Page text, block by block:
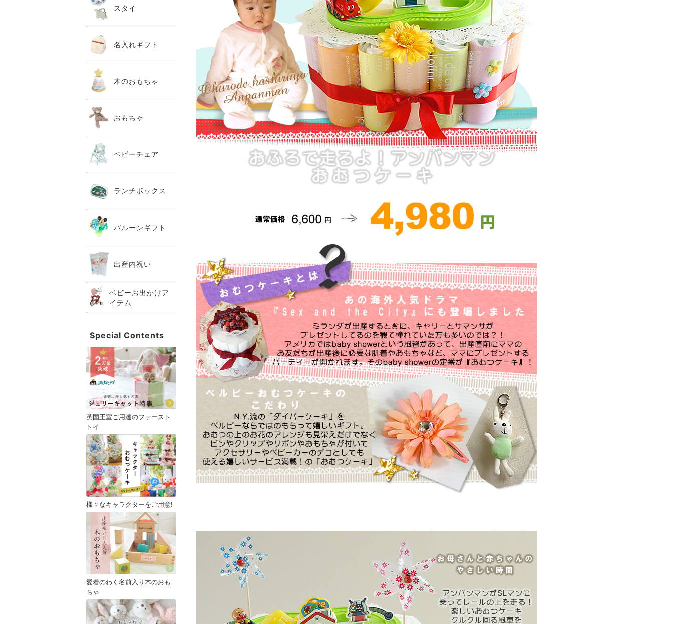
スタイ
名入れギフト
木のおもちゃ
おもちゃ
ベビーチェア
ランチボックス
バルーンギフト
出産内祝い
ベビーお出かけア
イテム
Special Contents
英国王室ご用達のファースト
トイ
様々なキャラクターをご用意!
愛着のわく名前入り木のおも
ちゃ